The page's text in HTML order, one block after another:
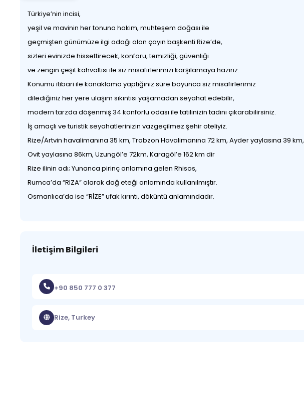
Türkiye’nin incisi,
yeşil ve mavinin her tonuna hakim, muhteşem doğası ile
geçmişten günümüze ilgi odağı olan çayın başkenti Rize’de,
sizleri evinizde hissettirecek, konforu, temizliği, güvenliği
ve zengin çeşit kahvaltısı ile siz misafirlerimizi karşılamaya hazırız.
Konumu itibari ile konaklama yaptığınız süre boyunca siz misafirlerimiz
dilediğiniz her yere ulaşım sıkıntısı yaşamadan seyahat edebilir,
modern tarzda döşenmiş 34 konforlu odası ile tatilinizin tadını çıkarabilirsiniz.
İş amaçlı ve turistik seyahatlerinizin vazgeçilmez şehir oteliyiz.
Rize/Artvin havalimanına 35 km, Trabzon Havalimanına 72 km, Ayder yaylasına 39 km,
Ovit yaylasına 86km, Uzungöl’e 72km, Karagöl’e 162 km dir
Rize ilinin adı; Yunanca pirinç anlamına gelen Rhisos,
Rumca’da “RIZA” olarak dağ eteği anlamında kullanılmıştır.
Osmanlıca’da ise “RİZE” ufak kırıntı, döküntü anlamındadır.
İletişim Bilgileri
+90 850 777 0 377
Rize, Turkey